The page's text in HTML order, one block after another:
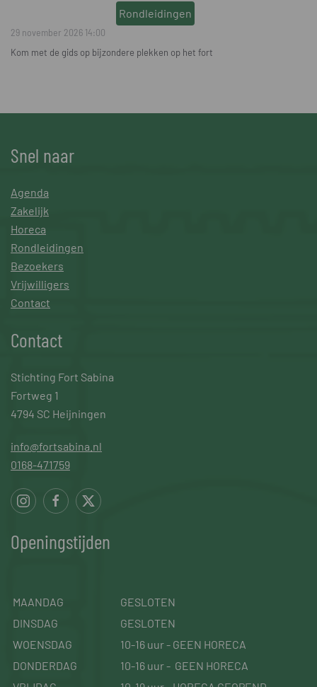
Rondleidingen
29 november 2026 14:00
Kom met de gids op bijzondere plekken op het fort
Snel naar
Agenda
Zakelijk
Horeca
Rondleidingen
Bezoekers
Vrijwilligers
Contact
Contact
Stichting Fort Sabina
Fortweg 1
4794 SC Heijningen
info@fortsabina.nl
0168-471759
Openingstijden
MAANDAG
GESLOTEN
DINSDAG
GESLOTEN
WOENSDAG
10-16 uur - GEEN HORECA
DONDERDAG
10-16 uur - GEEN HORECA